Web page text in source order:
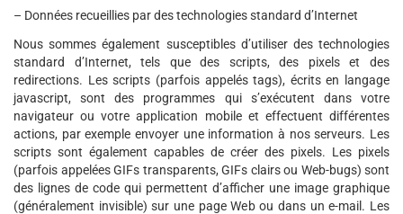
– Données recueillies par des technologies standard d’Internet
Nous sommes également susceptibles d’utiliser des technologies
standard d’Internet, tels que des scripts, des pixels et des
redirections. Les scripts (parfois appelés tags), écrits en langage
javascript, sont des programmes qui s’exécutent dans votre
navigateur ou votre application mobile et effectuent différentes
actions, par exemple envoyer une information à nos serveurs. Les
scripts sont également capables de créer des pixels. Les pixels
(parfois appelées GIFs transparents, GIFs clairs ou Web-bugs) sont
des lignes de code qui permettent d’afficher une image graphique
(généralement invisible) sur une page Web ou dans un e-mail. Les